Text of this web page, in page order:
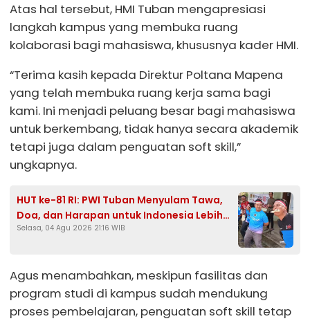
Atas hal tersebut, HMI Tuban mengapresiasi
langkah kampus yang membuka ruang
kolaborasi bagi mahasiswa, khususnya kader HMI.
“Terima kasih kepada Direktur Poltana Mapena
yang telah membuka ruang kerja sama bagi
kami. Ini menjadi peluang besar bagi mahasiswa
untuk berkembang, tidak hanya secara akademik
tetapi juga dalam penguatan soft skill,”
ungkapnya.
HUT ke-81 RI: PWI Tuban Menyulam Tawa,
Doa, dan Harapan untuk Indonesia Lebih
Baik
Selasa, 04 Agu 2026 21:16 WIB
Agus menambahkan, meskipun fasilitas dan
program studi di kampus sudah mendukung
proses pembelajaran, penguatan soft skill tetap